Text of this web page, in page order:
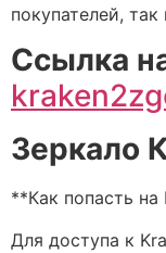
покупателей,
Cсылка
Зеркало
**Как попасть на
Для доступа к